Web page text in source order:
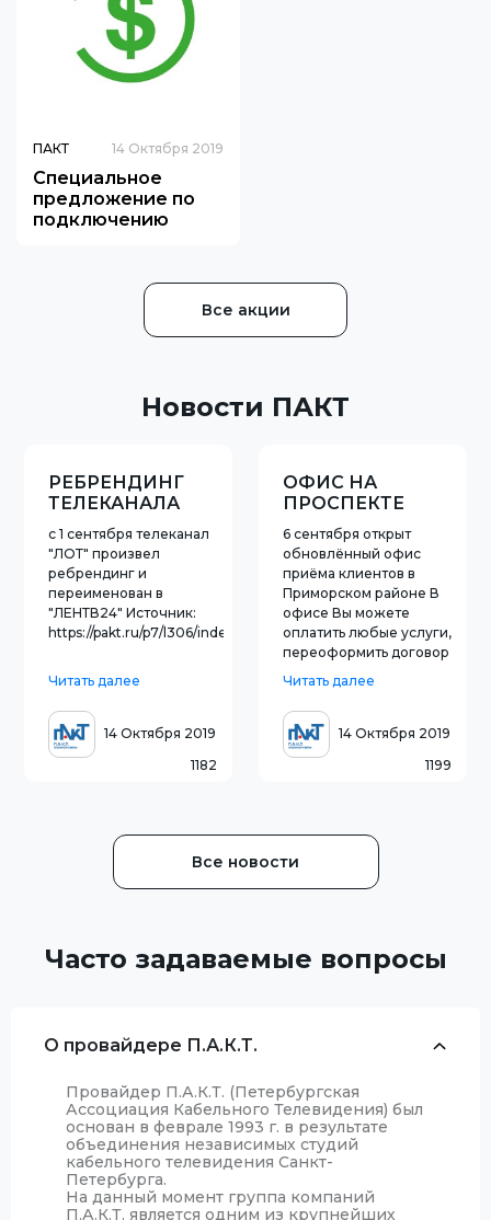
ПАКТ 14 Октября 2019
Специальное
предложение по
подключению
Все акции
Новости ПАКТ
РЕБРЕНДИНГ
ТЕЛЕКАНАЛА
&quot;ЛОТ&quot;
с 1 сентября телеканал
"ЛОТ" произвел
ребрендинг и
переименован в
"ЛЕНТВ24" Источник:
https://pakt.ru/p7/l306/index.html
Читать далее
14 Октября 2019
1182
ОФИС НА
ПРОСПЕКТЕ
СИЗОВА, 21
ОТКРЫТ ПОСЛЕ
РЕМОНТА
6 сентября открыт
обновлённый офис
приёма клиентов в
Приморском районе В
офисе Вы можете
оплатить любые услуги,
переоформить договор
заявку на ремонт и
подключение, получить
консультацию о всех
предоставляемых
услугах, специальных
Читать далее
14 Октября 2019
1199
Все новости
Часто задаваемые вопросы
О провайдере П.А.К.Т.
Провайдер П.А.К.Т. (Петербургская
Ассоциация Кабельного Телевидения) был
основан в феврале 1993 г. в результате
объединения независимых студий
кабельного телевидения Санкт-
Петербурга.
На данный момент группа компаний
П.А.К.Т. является одним из крупнейших